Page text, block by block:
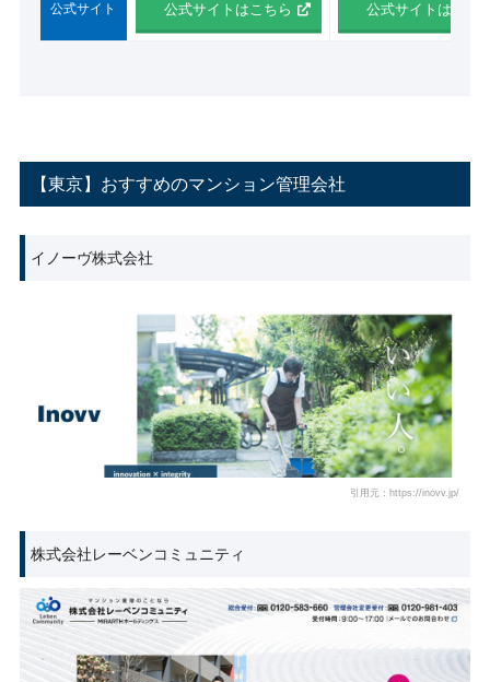
公式サイト 公式サイトはこちら 公式サイトはこち
【東京】おすすめのマンション管理会社
イノーヴ株式会社
引用元：https://inovv.jp/
株式会社レーベンコミュニティ